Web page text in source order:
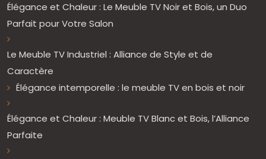
Élégance et Chaleur : Le Meuble TV Noir et Bois, un Duo
Parfait pour Votre Salon
Le Meuble TV Industriel : Alliance de Style et de
Caractère
Élégance intemporelle : le meuble TV en bois et noir
Élégance et Chaleur : Meuble TV Blanc et Bois, l’Alliance
Parfaite